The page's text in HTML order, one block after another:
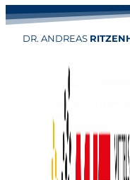
DR. ANDREAS